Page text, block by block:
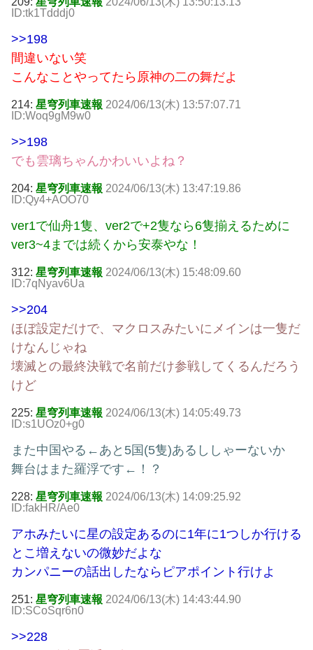
ID:tk1Tdddj0
>>198
間違いない笑
こんなことやってたら原神の二の舞だよ
214: 星穹列車速報 2024/06/13(木) 13:57:07.71
ID:Woq9gM9w0
>>198
でも雲璃ちゃんかわいいよね？
204: 星穹列車速報 2024/06/13(木) 13:47:19.86
ID:Qy4+AOO70
ver1で仙舟1隻、ver2で+2隻なら6隻揃えるために
ver3~4までは続くから安泰やな！
312: 星穹列車速報 2024/06/13(木) 15:48:09.60
ID:7qNyav6Ua
>>204
ほぼ設定だけで、マクロスみたいにメインは一隻だ
けなんじゃね
壊滅との最終決戦で名前だけ参戦してくるんだろう
けど
225: 星穹列車速報 2024/06/13(木) 14:05:49.73
ID:s1UOz0+g0
また中国やる←あと5国(5隻)あるししゃーないか
舞台はまた羅浮です←！？
228: 星穹列車速報 2024/06/13(木) 14:09:25.92
ID:fakHR/Ae0
アホみたいに星の設定あるのに1年に1つしか行ける
とこ増えないの微妙だよな
カンパニーの話出したならピアポイント行けよ
251: 星穹列車速報 2024/06/13(木) 14:43:44.90
ID:SCoSqr6n0
>>228